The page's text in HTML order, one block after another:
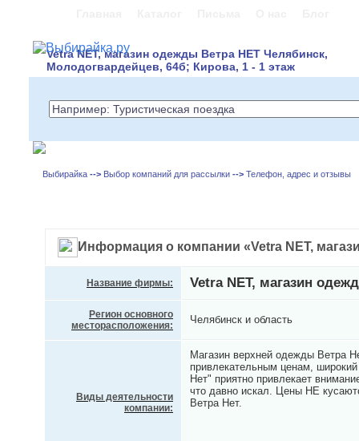
Vetra NET, магазин одежды Ветра НЕТ Челябинск,
Молодогвардейцев, 64б; Кирова, 1 - 1 этаж
Выбирайка --> Выбор компаний для рассылки --> Телефон, адрес и отзывы
Информация о компании «Vetra NET,
Название фирмы: Vetra NET, магазин
Регион основного
месторасположения:
Челябинск и область
Виды деятельности
компании:
Магазин верхней одежды Ветра
привлекательным ценам,
Нет" приятно привлекает
что давно искал. Цены НЕ
Ветра Нет.